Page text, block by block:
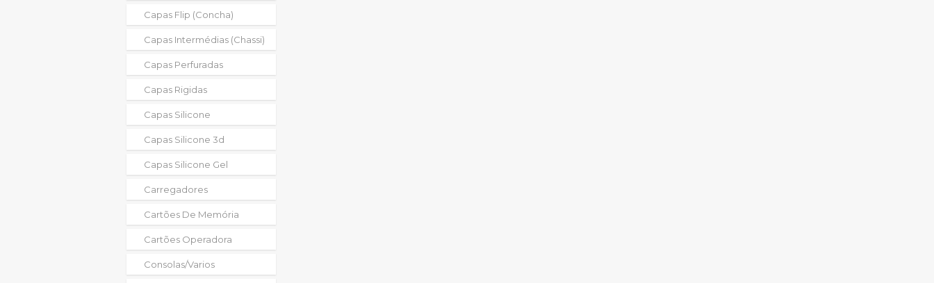
Capas Flip (concha)
Capas Intermédias (chassi)
Capas Perfuradas
Capas Rigidas
Capas Silicone
Capas Silicone 3d
Capas Silicone Gel
Carregadores
Cartões De Memória
Cartões Operadora
Consolas/varios